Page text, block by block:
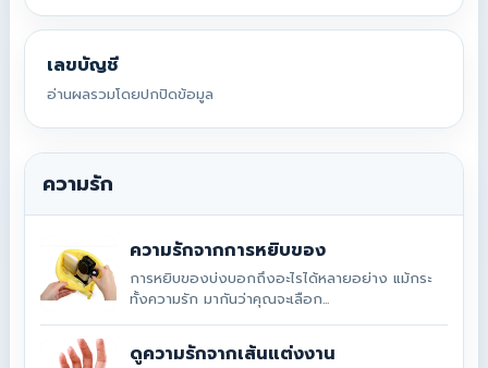
เลขบัญชี
อ่านผลรวมโดยปกปิดข้อมูล
ความรัก
ความรักจากการหยิบของ
การหยิบของบ่งบอกถึงอะไรได้หลายอย่าง แม้กระ
ทั้งความรัก มากันว่าคุณจะเลือก...
ดูความรักจากเส้นแต่งงาน